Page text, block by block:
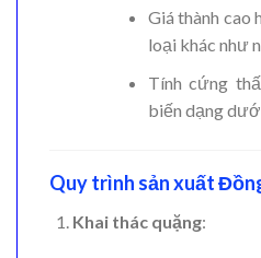
Giá thành cao
loại khác như
Tính cứng
biến dạng
Quy trình sản xuất
Khai thác quặng: